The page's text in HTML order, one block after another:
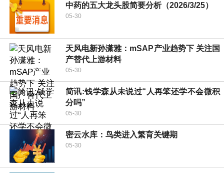
中药的五大龙头股简要分析（2026/3/25）
05-30
天风电新孙潇雅：mSAP产业趋势下 关注国
产替代上游材料
05-30
简讯:钱学森从未说过“人再笨还学不会微积
分吗”
05-30
密云水库：鸟类进入繁育关键期
05-30